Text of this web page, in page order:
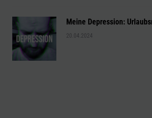
Meine Depression:
20.04.2024